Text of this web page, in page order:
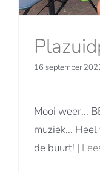
16 september
Mooi weer...
muziek...
de buurt! |